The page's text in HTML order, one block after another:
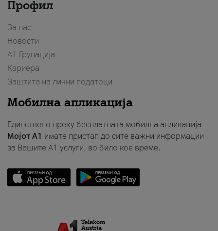
Профил
За нас
Новости
А1 Групација
Кариера
Заштита на лични податоци
Мобилна апликација
Единствено преку бесплатната мобилна апликација
Мојот A1 имате пристап до сите важни информации
за Вашите A1 услуги, во било кое време.